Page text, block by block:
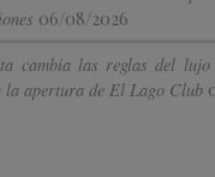
06/08/2026
cambia las reglas del
la apertura de El Lago Club